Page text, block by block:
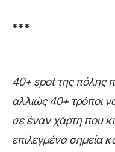
***
40+ spot της πόλης
αλλιώς 40+ τρόποι
σε έναν χάρτη που
επιλεγμένα σημεία